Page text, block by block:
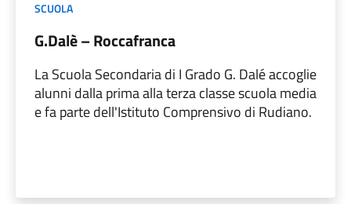
SCUOLA
G.Dalè – Roccafranca
La Scuola Secondaria di I Grado G. Dalé accoglie
alunni dalla prima alla terza classe scuola media
e fa parte dell'Istituto Comprensivo di Rudiano.